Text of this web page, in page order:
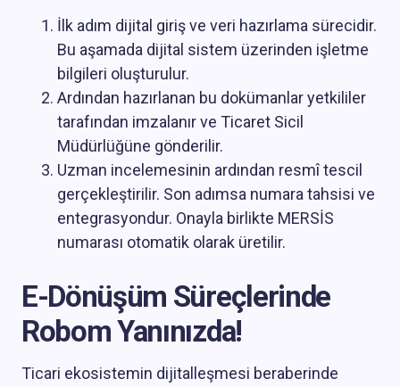
İlk adım dijital giriş ve veri hazırlama sürecidir.
Bu aşamada dijital sistem üzerinden işletme
bilgileri oluşturulur.
Ardından hazırlanan bu dokümanlar yetkililer
tarafından imzalanır ve Ticaret Sicil
Müdürlüğüne gönderilir.
Uzman incelemesinin ardından resmî tescil
gerçekleştirilir. Son adımsa numara tahsisi ve
entegrasyondur. Onayla birlikte MERSİS
numarası otomatik olarak üretilir.
E-Dönüşüm Süreçlerinde
Robom Yanınızda!
Ticari ekosistemin dijitalleşmesi beraberinde